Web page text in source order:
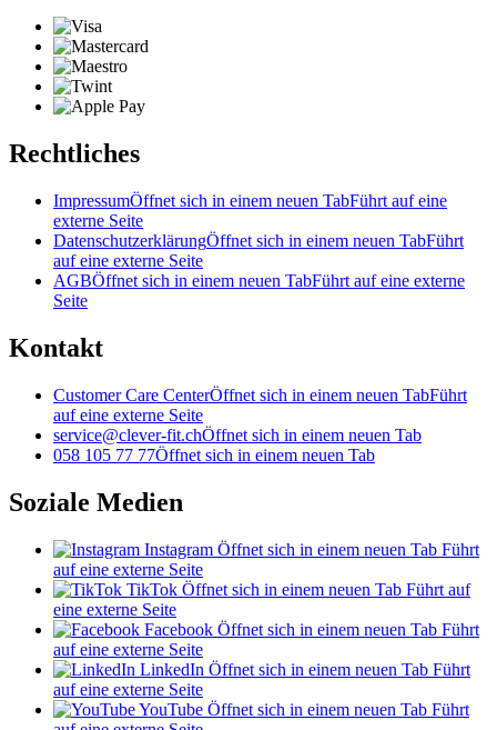
Rechtliches
ImpressumÖffnet sich in einem neuen TabFührt auf eine
externe Seite
DatenschutzerklärungÖffnet sich in einem neuen TabFührt
auf eine externe Seite
AGBÖffnet sich in einem neuen TabFührt auf eine externe
Seite
Kontakt
Customer Care CenterÖffnet sich in einem neuen TabFührt
auf eine externe Seite
service@clever-fit.chÖffnet sich in einem neuen Tab
058 105 77 77Öffnet sich in einem neuen Tab
Soziale Medien
Instagram Öffnet sich in einem neuen Tab Führt
auf eine externe Seite
TikTok Öffnet sich in einem neuen Tab Führt auf
eine externe Seite
Facebook Öffnet sich in einem neuen Tab Führt
auf eine externe Seite
LinkedIn Öffnet sich in einem neuen Tab Führt
auf eine externe Seite
YouTube Öffnet sich in einem neuen Tab Führt